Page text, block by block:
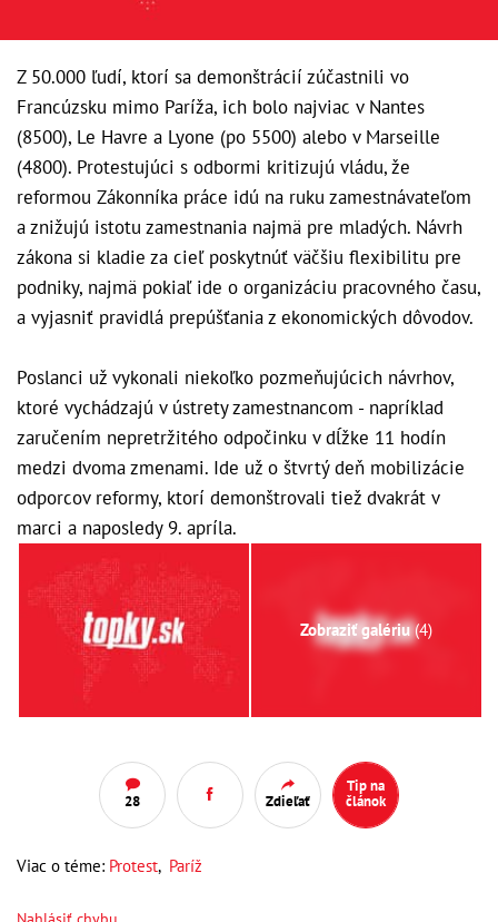
Z 50.000 ľudí, ktorí sa demonštrácií zúčastnili vo
Francúzsku mimo Paríža, ich bolo najviac v Nantes
(8500), Le Havre a Lyone (po 5500) alebo v Marseille
(4800). Protestujúci s odbormi kritizujú vládu, že
reformou Zákonníka práce idú na ruku zamestnávateľom
a znižujú istotu zamestnania najmä pre mladých. Návrh
zákona si kladie za cieľ poskytnúť väčšiu flexibilitu pre
podniky, najmä pokiaľ ide o organizáciu pracovného času,
a vyjasniť pravidlá prepúšťania z ekonomických dôvodov.
Poslanci už vykonali niekoľko pozmeňujúcich návrhov,
ktoré vychádzajú v ústrety zamestnancom - napríklad
zaručením nepretržitého odpočinku v dĺžke 11 hodín
medzi dvoma zmenami. Ide už o štvrtý deň mobilizácie
odporcov reformy, ktorí demonštrovali tiež dvakrát v
marci a naposledy 9. apríla.
Zobraziť galériu(4)
28 Zdieľať
Tip na
článok
Viac o téme: Protest, Paríž